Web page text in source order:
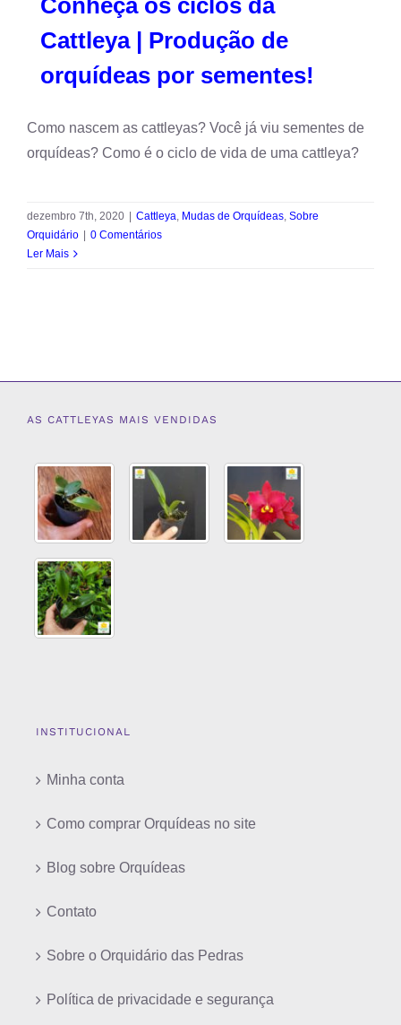
Cattleya | Produção de
orquídeas por sementes!
Como nascem as cattleyas? Você já viu sementes de
orquídeas? Como é o ciclo de vida de uma cattleya?
dezembro 7th, 2020 Cattleya, Mudas de Orquídeas, Sobre
Orquidário
0 Comentários
Ler Mais
AS CATTLEYAS MAIS VENDIDAS
INSTITUCIONAL
Minha conta
Como comprar Orquídeas no site
Blog sobre Orquídeas
Contato
Sobre o Orquidário das Pedras
Política de privacidade e segurança